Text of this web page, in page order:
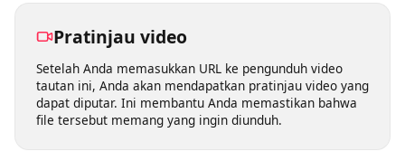
bepergian.
Pratinjau video